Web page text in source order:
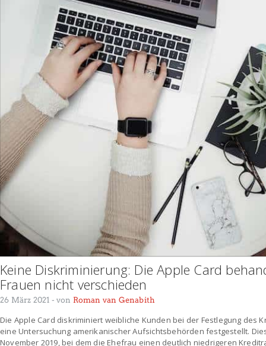
Keine Diskriminierung: Die Apple Card
Frauen nicht verschieden
26 März 2021 - von Roman van Genabith
Die Apple Card diskriminiert weibliche Kunden bei der Festlegung des
eine Untersuchung amerikanischer Aufsichtsbehörden festgestellt.
November 2019, bei dem die Ehefrau einen deutlich niedrigeren